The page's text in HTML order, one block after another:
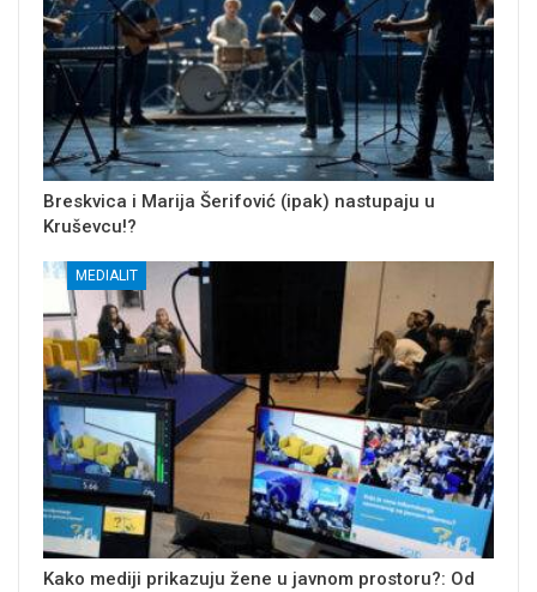
Breskvica i Marija Šerifović (ipak) nastupaju u
Kruševcu!?
MEDIALIT
Kako mediji prikazuju žene u javnom prostoru?: Od